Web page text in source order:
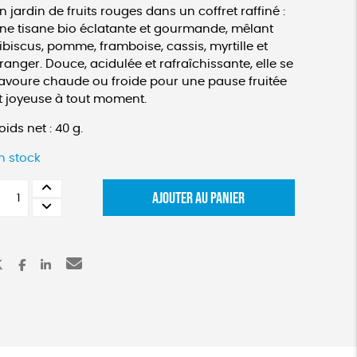
jardin de fruits rouges dans un coffret raffiné :
tisane bio éclatante et gourmande, mêlant
pomme, framboise, cassis, myrtille et
Douce, acidulée et rafraîchissante, elle se
chaude ou froide pour une pause fruitée
joyeuse à tout moment.
net : 40 g.
stock
AJOUTER AU PANIER